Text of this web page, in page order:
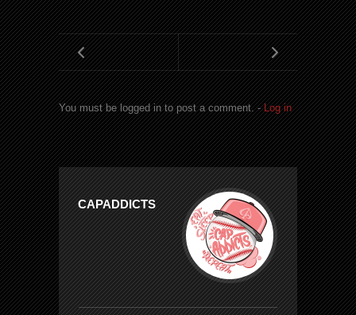
You must be logged in to post a comment. -Log in
CAPADDICTS